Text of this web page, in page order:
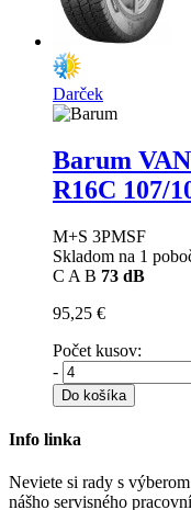
Darček
Barum
R16C 107/
M+S 3PMSF
Skladom na 1
C A B 73 dB
95,25 €
Počet kusov:
-
Do košíka
Info linka
Neviete si rady s
nášho servisného